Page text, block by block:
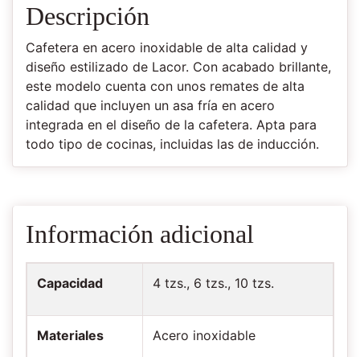
Descripción
Cafetera en acero inoxidable de alta calidad y
diseño estilizado de Lacor. Con acabado brillante,
este modelo cuenta con unos remates de alta
calidad que incluyen un asa fría en acero
integrada en el diseño de la cafetera. Apta para
todo tipo de cocinas, incluidas las de inducción.
Información adicional
Capacidad 4 tzs., 6 tzs., 10 tzs.
Materiales Acero inoxidable